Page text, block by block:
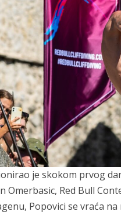
je skokom prvog
Omerbasic, Red Bull
Popovici se vraća